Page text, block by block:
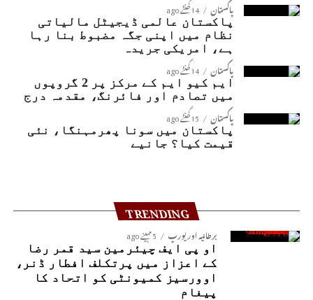
پاکستان 14 گھنٹے ago
پاکستان عالمی ڈیجیٹل مالیاتی
نظام میں اپنی جگہ مضبوط بنا رہا
ہے، امریکی جریدہ
پاکستان 14 گھنٹے ago
ایم کیو ایم کے مرکز پر 2 گروپوں
میں تصادم اور فائرنگ، مقدمہ درج
پاکستان 15 گھنٹے ago
پاکستان میں سونا پھرمہنگا، نئی
قیمت کیا؟ جانیے
TRENDING
برطانیہ اور یورپ 5 مہینے ago
او پی ایف چیئرمین سید قمر رضا
کے اعزاز میں پرتکلف افطار ڈنر،
اوورسیز کمیونٹی کو اتحاد کا
پیغام